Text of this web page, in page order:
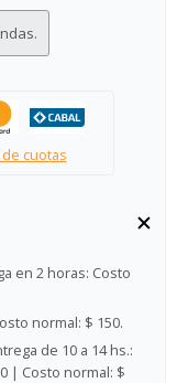
cuotas
en 2 horas: Costo
normal: $ 150.
de 10 a 14 hs.:
| Costo normal: $